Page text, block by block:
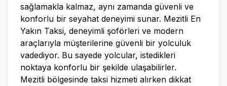
sağlamakla kalmaz, aynı zamanda güvenli ve
konforlu bir seyahat deneyimi sunar. Mezitli En
Yakın Taksi, deneyimli şoförleri ve modern
araçlarıyla müşterilerine güvenli bir yolculuk
vadediyor. Bu sayede yolcular, istedikleri
noktaya konforlu bir şekilde ulaşabilirler.
Mezitli bölgesinde taksi hizmeti alırken dikkat